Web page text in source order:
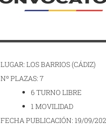
LUGAR: LOS BARRIOS (CÁDIZ)
Nº PLAZAS: 7
6 TURNO LIBRE
1 MOVILIDAD
FECHA PUBLICACIÓN: 19/09/